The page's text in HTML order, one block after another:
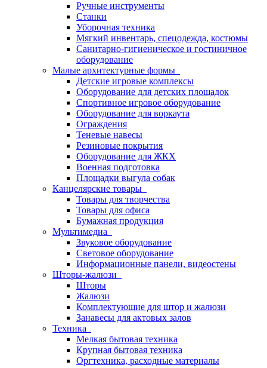
Ручные инструменты
Станки
Уборочная техника
Мягкий инвентарь, спецодежда, костюмы
Санитарно-гигиеническое и гостиничное
оборудование
Малые архитектурные формы
Детские игровые комплексы
Оборудование для детских площадок
Спортивное игровое оборудование
Оборудование для воркаута
Ограждения
Теневые навесы
Резиновые покрытия
Оборудование для ЖКХ
Военная подготовка
Площадки выгула собак
Канцелярские товары
Товары для творчества
Товары для офиса
Бумажная продукция
Мультимедиа
Звуковое оборудование
Световое оборудование
Информационные панели, видеостены
Шторы-жалюзи
Шторы
Жалюзи
Комплектующие для штор и жалюзи
Занавесы для актовых залов
Техника
Мелкая бытовая техника
Крупная бытовая техника
Оргтехника, расходные материалы